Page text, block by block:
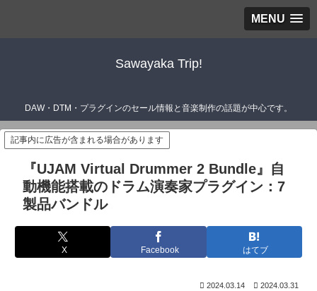
MENU
Sawayaka Trip!
DAW・DTM・プラグインのセール情報と音楽制作の話題が中心です。
記事内に広告が含まれる場合があります
『UJAM Virtual Drummer 2 Bundle』自
動機能搭載のドラム演奏家プラグイン：7
製品バンドル
X Facebook はてブ
2024.03.14 2024.03.31